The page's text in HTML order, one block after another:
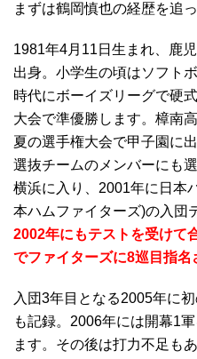
まずは鶴岡慎也の経歴を追
1981年4月11日生まれ、鹿
出身。小学生の頃はソフト
時代にボーイズリーグで硬
大会で準優勝します。樟南
夏の選手権大会で甲子園に
選抜チームのメンバーにも
横浜に入り、2001年に日本
本ハムファイターズ)の入団
2002年にもテストを受けて
でファイターズに8巡目指名
入団3年目となる2005年に
も記録。2006年には開幕1
ます。その後は打力不足も